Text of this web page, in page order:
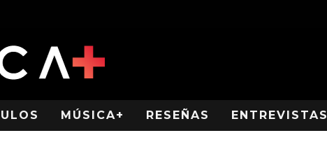
MÚSICA+ RESEÑAS ENTREVISTAS